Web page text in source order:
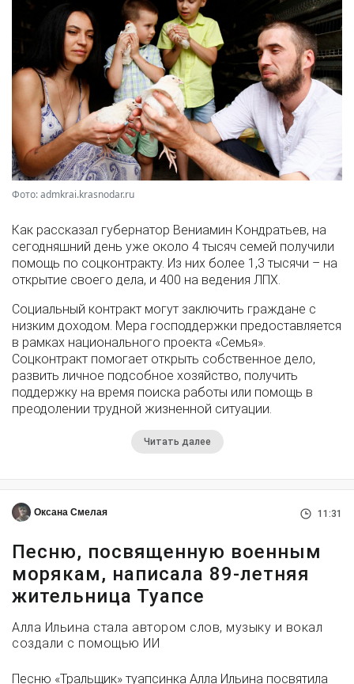
Фото: admkrai.krasnodar.ru
Как рассказал губернатор Вениамин Кондратьев, на
сегодняшний день уже около 4 тысяч семей получили
помощь по соцконтракту. Из них более 1,3 тысячи – на
открытие своего дела, и 400 на ведения ЛПХ.
Социальный контракт могут заключить граждане с
низким доходом. Мера господдержки предоставляется
в рамках национального проекта «Семья».
Соцконтракт помогает открыть собственное дело,
развить личное подсобное хозяйство, получить
поддержку на время поиска работы или помощь в
преодолении трудной жизненной ситуации.
Читать далее
Оксана Смелая 11:31
Песню, посвященную военным
морякам, написала 89-летняя
жительница Туапсе
Алла Ильина стала автором слов, музыку и вокал
создали с помощью ИИ
Песню «Тральщик» туапсинка Алла Ильина посвятила